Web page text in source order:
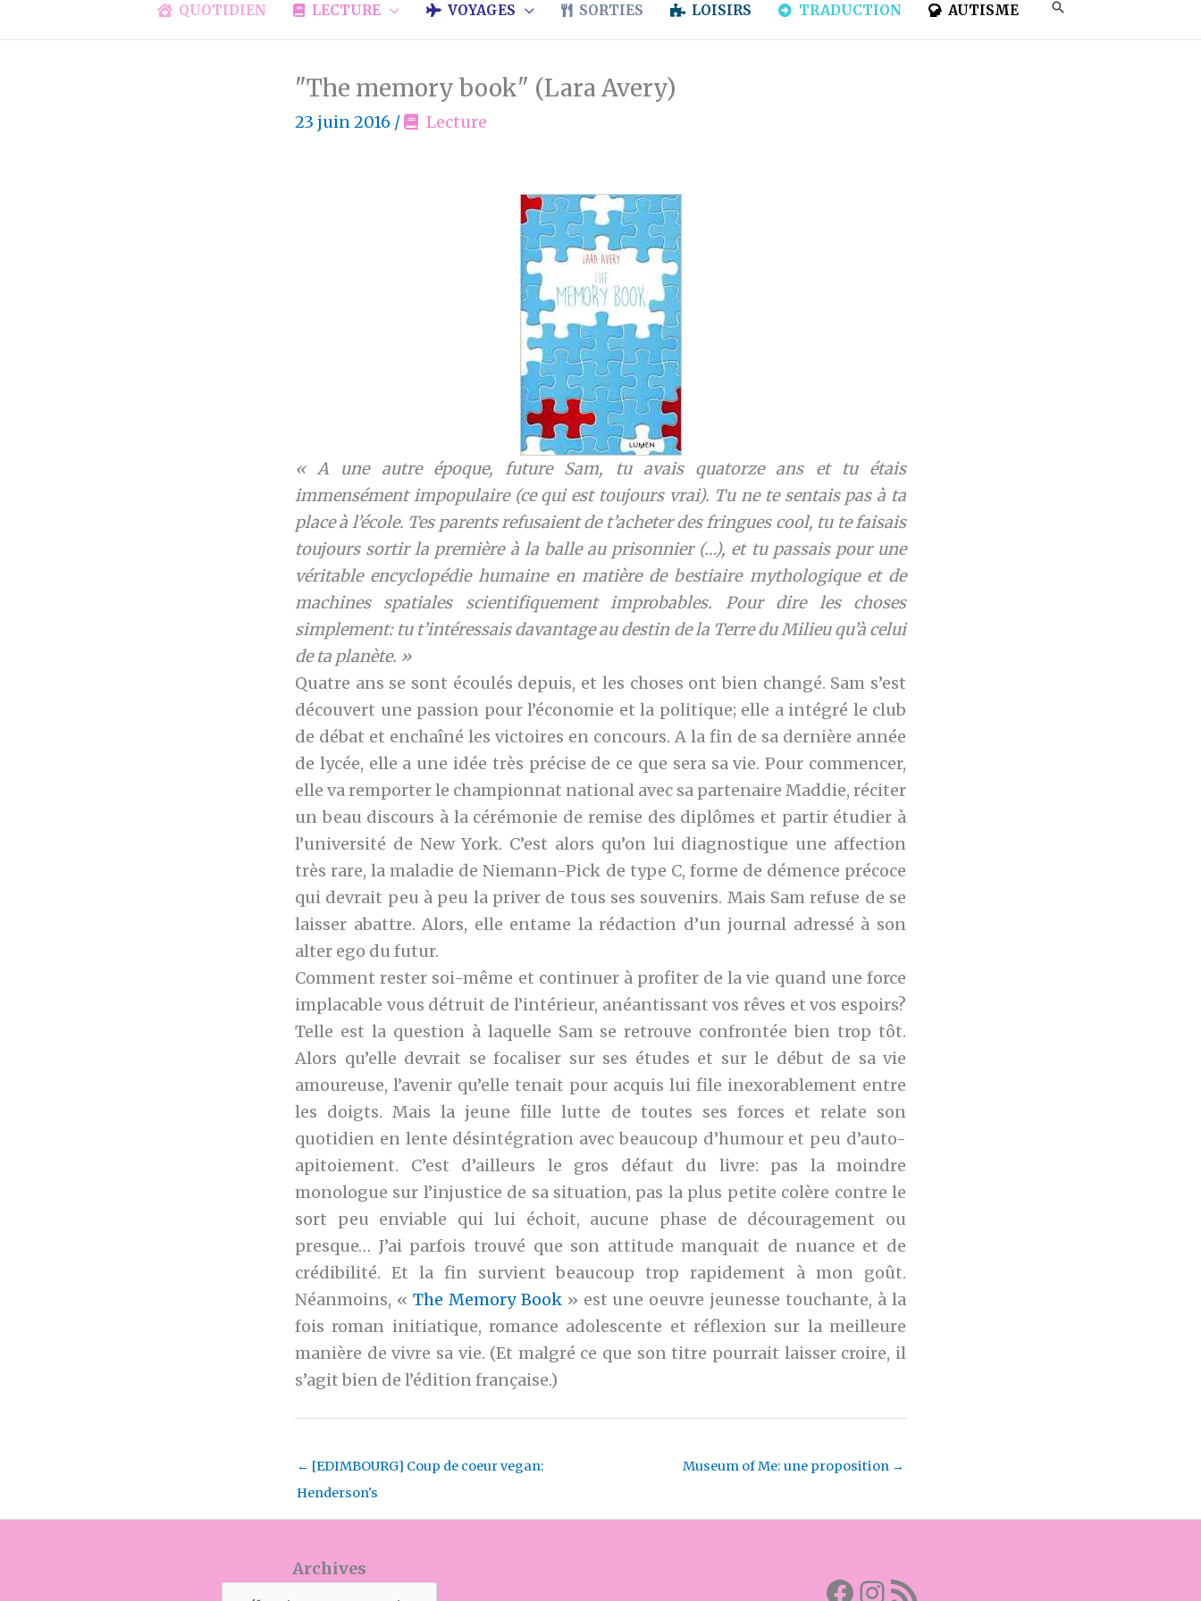
QUOTIDIEN LECTURE VOYAGES SORTIES LOISIRS TRADUCTION AUTISME
"The memory book" (Lara Avery)
23 juin 2016 / Lecture
« A une autre époque, future Sam, tu avais quatorze ans et tu étais
immensément impopulaire (ce qui est toujours vrai). Tu ne te sentais pas à ta
place à l’école. Tes parents refusaient de t’acheter des fringues cool, tu te faisais
toujours sortir la première à la balle au prisonnier (…), et tu passais pour une
véritable encyclopédie humaine en matière de bestiaire mythologique et de
machines spatiales scientifiquement improbables. Pour dire les choses
simplement: tu t’intéressais davantage au destin de la Terre du Milieu qu’à celui
de ta planète. »
Quatre ans se sont écoulés depuis, et les choses ont bien changé. Sam s’est
découvert une passion pour l’économie et la politique; elle a intégré le club
de débat et enchaîné les victoires en concours. A la fin de sa dernière année
de lycée, elle a une idée très précise de ce que sera sa vie. Pour commencer,
elle va remporter le championnat national avec sa partenaire Maddie, réciter
un beau discours à la cérémonie de remise des diplômes et partir étudier à
l’université de New York. C’est alors qu’on lui diagnostique une affection
très rare, la maladie de Niemann-Pick de type C, forme de démence précoce
qui devrait peu à peu la priver de tous ses souvenirs. Mais Sam refuse de se
laisser abattre. Alors, elle entame la rédaction d’un journal adressé à son
alter ego du futur.
Comment rester soi-même et continuer à profiter de la vie quand une force
implacable vous détruit de l’intérieur, anéantissant vos rêves et vos espoirs?
Telle est la question à laquelle Sam se retrouve confrontée bien trop tôt.
Alors qu’elle devrait se focaliser sur ses études et sur le début de sa vie
amoureuse, l’avenir qu’elle tenait pour acquis lui file inexorablement entre
les doigts. Mais la jeune fille lutte de toutes ses forces et relate son
quotidien en lente désintégration avec beaucoup d’humour et peu d’auto-
apitoiement. C’est d’ailleurs le gros défaut du livre: pas la moindre
monologue sur l’injustice de sa situation, pas la plus petite colère contre le
sort peu enviable qui lui échoit, aucune phase de découragement ou
presque… J’ai parfois trouvé que son attitude manquait de nuance et de
crédibilité. Et la fin survient beaucoup trop rapidement à mon goût.
Néanmoins, « The Memory Book» est une oeuvre jeunesse touchante, à la
fois roman initiatique, romance adolescente et réflexion sur la meilleure
manière de vivre sa vie. (Et malgré ce que son titre pourrait laisser croire, il
s’agit bien de l’édition française.)
← [EDIMBOURG] Coup de coeur vegan:
Henderson's
Museum of Me: une proposition →
Archives
Facebook
Mon instagram
Abonnez-vous par RSS